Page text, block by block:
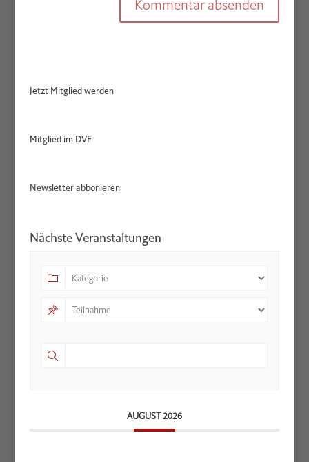
Jetzt Mitglied werden
Mitglied im DVF
Newsletter abbonieren
Nächste Veranstaltungen
AUGUST 2026